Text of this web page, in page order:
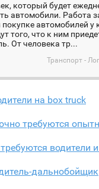
который будет
автомобили. Работа
покупке автомобилей у
того, что к ним
От человека тр...
Транспорт -
на box truck
требуются
водители
дальнобойщик